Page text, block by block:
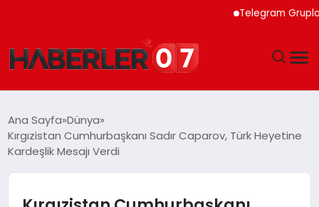
Telegram Grupları
EKONOMI
Ana Sayfa Dünya
Kırgızistan Cumhurbaşkanı Sadır Caparov, Türk Heyetine
Kardeşlik Mesajı Verdi